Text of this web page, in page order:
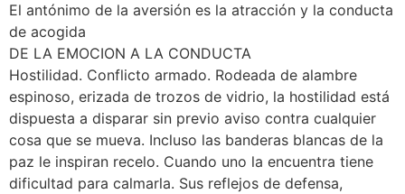
El antónimo de la aversión es la atracción y la conducta
de acogida
DE LA EMOCION A LA CONDUCTA
Hostilidad. Conflicto armado. Rodeada de alambre
espinoso, erizada de trozos de vidrio, la hostilidad está
dispuesta a disparar sin previo aviso contra cualquier
cosa que se mueva. Incluso las banderas blancas de la
paz le inspiran recelo. Cuando uno la encuentra tiene
dificultad para calmarla. Sus reflejos de defensa,